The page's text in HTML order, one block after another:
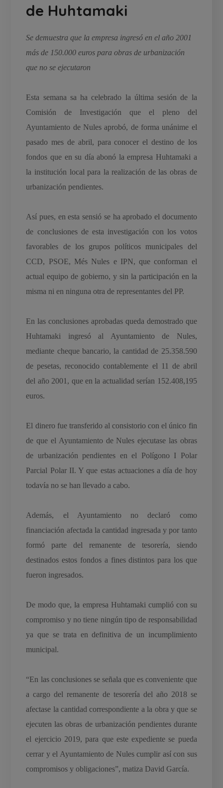
de Huhtamaki
Se demuestra que la empresa ingresó en el año 2001
más de 150.000 euros para obras de urbanización
que no se ejecutaron
Esta semana sa ha celebrado la última sesión de la
Comisión de Investigación que el pleno del
Ayuntamiento de Nules aprobó, de forma unánime el
pasado mes de abril, para conocer el destino de los
fondos que en su día abonó la empresa Huhtamaki a
la institución local para la realización de las obras de
urbanización pendientes.
Así pues, en esta sensió se ha aprobado el documento
de conclusiones de esta investigación con los votos
favorables de los grupos políticos municipales del
CCD, PSOE, Més Nules e IPN, que conforman el
actual equipo de gobierno, y sin la participación en la
misma ni en ninguna otra de representantes del PP.
En las conclusiones aprobadas queda demostrado que
Huhtamaki ingresó al Ayuntamiento de Nules,
mediante cheque bancario, la cantidad de 25.358.590
de pesetas, reconocido contablemente el 11 de abril
del año 2001, que en la actualidad serían 152.408,195
euros.
El dinero fue transferido al consistorio con el único fin
de que el Ayuntamiento de Nules ejecutase las obras
de urbanización pendientes en el Polígono I Polar
Parcial Polar II. Y que estas actuaciones a día de hoy
todavía no se han llevado a cabo.
Además, el Ayuntamiento no declaró como
financiación afectada la cantidad ingresada y por tanto
formó parte del remanente de tesorería, siendo
destinados estos fondos a fines distintos para los que
fueron ingresados.
De modo que, la empresa Huhtamaki cumplió con su
compromiso y no tiene ningún tipo de responsabilidad
ya que se trata en definitiva de un incumplimiento
municipal.
“En las conclusiones se señala que es conveniente que
a cargo del remanente de tesorería del año 2018 se
afectase la cantidad correspondiente a la obra y que se
ejecuten las obras de urbanización pendientes durante
el ejercicio 2019, para que este expediente se pueda
cerrar y el Ayuntamiento de Nules cumplir así con sus
compromisos y obligaciones”, matiza David García.